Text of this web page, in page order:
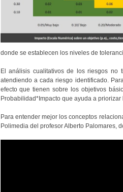
donde se establecen los niveles de
El análisis cualitativos de los riesgos no
atendiendo a cada riesgo identificado.
efecto que tienen sobre los objetivos
Probabilidad*Impacto que ayuda a
Para entender mejor los conceptos
Polimedia del profesor Alberto Palomares,